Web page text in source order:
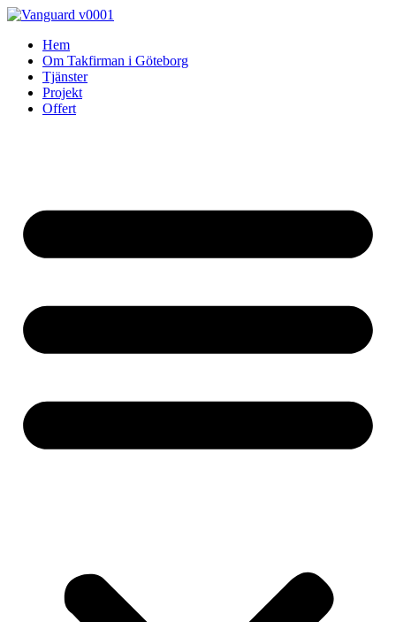
Skip
contentHem
Om Takfirman i Göteborg
Tjänster
Projekt
Offert